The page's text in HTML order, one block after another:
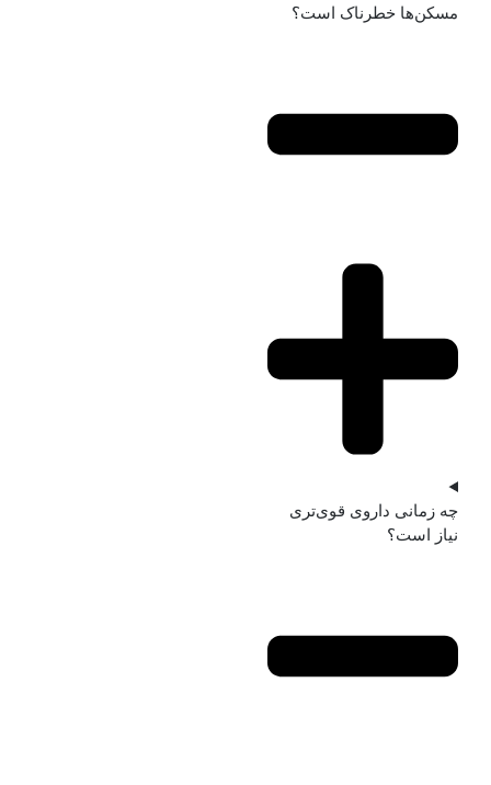
مسکن‌ها خطرناک است؟
چه زمانی داروی قوی‌تری
نیاز است؟